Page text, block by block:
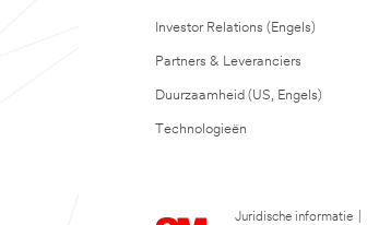
Investor Relations (Engels)
Partners & Leveranciers
Duurzaamheid (US, Engels)
Technologieën
Juridische informatie